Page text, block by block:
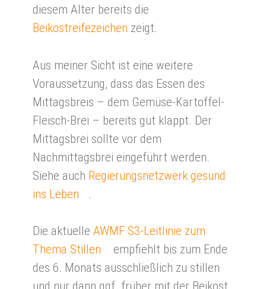
diesem Alter bereits die
Beikostreifezeichen zeigt.
Aus meiner Sicht ist eine weitere
Voraussetzung, dass das Essen des
Mittagsbreis – dem Gemüse-Kartoffel-
Fleisch-Brei – bereits gut klappt. Der
Mittagsbrei sollte vor dem
Nachmittagsbrei eingeführt werden.
Siehe auch Regierungsnetzwerk gesund
ins Leben
.
Die aktuelle AWMF S3-Leitlinie zum
Thema Stillen
empfiehlt bis zum Ende
des 6. Monats ausschließlich zu stillen
und nur dann ggf. früher mit der Beikost